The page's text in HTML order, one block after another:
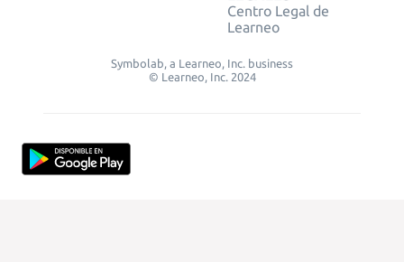
Centro Legal de
Learneo
Symbolab, a Learneo, Inc. business
© Learneo, Inc. 2024